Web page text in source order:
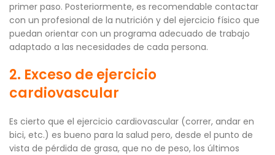
primer paso. Posteriormente, es recomendable contactar
con un profesional de la nutrición y del ejercicio físico que
puedan orientar con un programa adecuado de trabajo
adaptado a las necesidades de cada persona.
2. Exceso de ejercicio
cardiovascular
Es cierto que el ejercicio cardiovascular (correr, andar en
bici, etc.) es bueno para la salud pero, desde el punto de
vista de pérdida de grasa, que no de peso, los últimos